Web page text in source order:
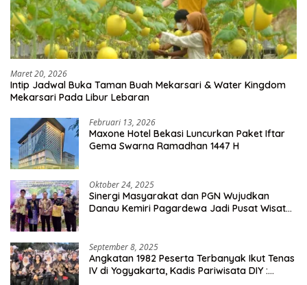
Maret 20, 2026
Intip Jadwal Buka Taman Buah Mekarsari & Water Kingdom
Mekarsari Pada Libur Lebaran
Februari 13, 2026
Maxone Hotel Bekasi Luncurkan Paket Iftar
Gema Swarna Ramadhan 1447 H
Oktober 24, 2025
Sinergi Masyarakat dan PGN Wujudkan
Danau Kemiri Pagardewa Jadi Pusat Wisata
September 8, 2025
Angkatan 1982 Peserta Terbanyak Ikut Tenas
IV di Yogyakarta, Kadis Pariwisata DIY :